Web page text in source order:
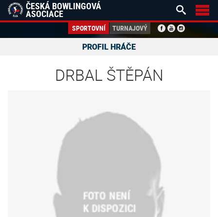
ČESKÁ BOWLINGOVÁ
ASOCIACE
SPORTOVNÍ TURNAJOVÝ
 
PROFIL HRÁČE
DRBAL ŠTĚPÁN